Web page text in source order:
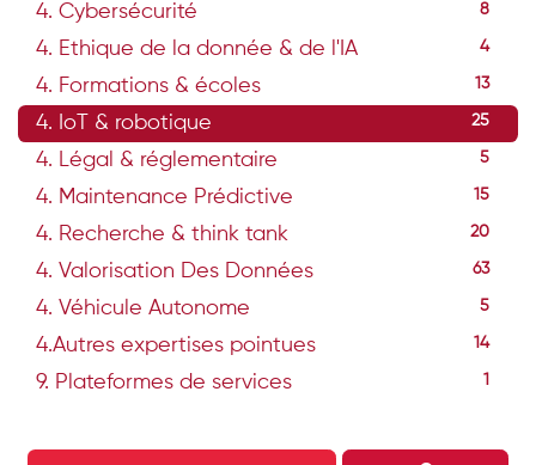
4. Cybersécurité 8
4. Ethique de la donnée & de l'IA 4
4. Formations & écoles 13
4. IoT & robotique 25
4. Légal & réglementaire 5
4. Maintenance Prédictive 15
4. Recherche & think tank 20
4. Valorisation Des Données 63
4. Véhicule Autonome 5
4.Autres expertises pointues 14
9. Plateformes de services